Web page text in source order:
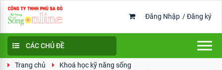
Đăng Nhập /Đăng ký
CÁC CHỦ ĐỀ
Trang chủ
Khoá học kỹ năng sống